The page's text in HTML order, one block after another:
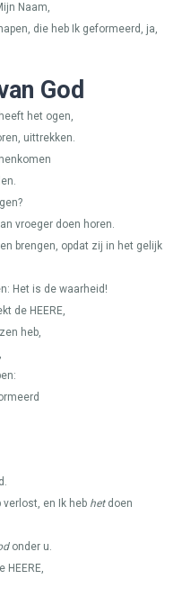
Naam,
die heb Ik geformeerd, ja,
God
het ogen,
uittrekken.
vroeger doen horen.
brengen, opdat zij in het gelijk
Het is de waarheid!
de HEERE,
heb,
verlost, en Ik heb hetdoen
onder u.
HEERE,